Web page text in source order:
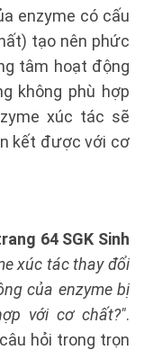
enzyme có cấu
tạo nên phức
tâm hoạt động
không phù hợp
xúc tác sẽ
kết được với cơ
64 SGK Sinh
xúc tác thay đổi
của enzyme bị
với cơ chất?".
hỏi trong trọn